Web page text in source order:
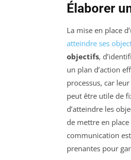
Élaborer
La mise en place
atteindre ses
objectifs,
un plan d’action
processus, car
peut être utile de
d’atteindre les
de mettre en place
communication
prenantes pour